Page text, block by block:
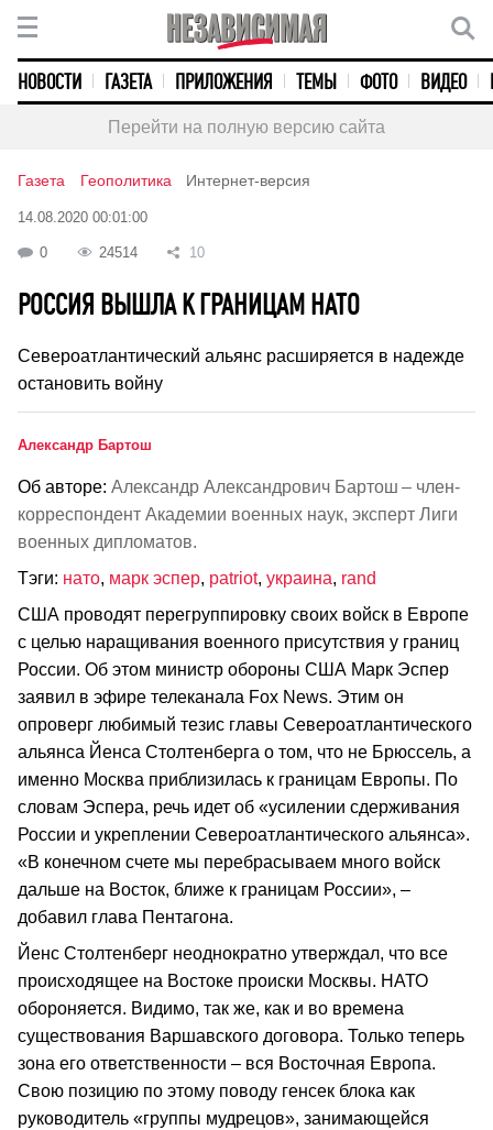
НОВОСТИ ГАЗЕТА ПРИЛОЖЕНИЯ ТЕМЫ ФОТО ВИДЕО
Перейти на полную версию сайта
Газета Геополитика Интернет-версия
14.08.2020 00:01:00
0 24514 10
РОССИЯ ВЫШЛА К ГРАНИЦАМ НАТО
Североатлантический альянс расширяется в надежде
остановить войну
Александр Бартош
Об авторе: Александр Александрович Бартош – член-
корреспондент Академии военных наук, эксперт Лиги
военных дипломатов.
Тэги: нато, марк эспер, patriot, украина, rand
США проводят перегруппировку своих войск в Европе
с целью наращивания военного присутствия у границ
России. Об этом министр обороны США Марк Эспер
заявил в эфире телеканала Fox News. Этим он
опроверг любимый тезис главы Североатлантического
альянса Йенса Столтенберга о том, что не Брюссель, а
именно Москва приблизилась к границам Европы. По
словам Эспера, речь идет об «усилении сдерживания
России и укреплении Североатлантического альянса».
«В конечном счете мы перебрасываем много войск
дальше на Восток, ближе к границам России», –
добавил глава Пентагона.
Йенс Столтенберг неоднократно утверждал, что все
происходящее на Востоке происки Москвы. НАТО
обороняется. Видимо, так же, как и во времена
существования Варшавского договора. Только теперь
зона его ответственности – вся Восточная Европа.
Свою позицию по этому поводу генсек блока как
руководитель «группы мудрецов», занимающейся